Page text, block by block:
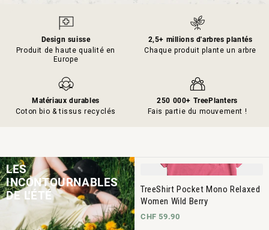
Design suisse
Produit de haute qualité en
Europe
2,5+ millions d'arbres plantés
Chaque produit plante un arbre
Matériaux durables
Coton bio & tissus recyclés
250 000+ TreePlanters
Fais partie du mouvement !
LES
INCONTOURNABLES
DE L'ÉTÉ
TreeShirt Pocket Mono Relaxed
Women Wild Berry
CHF 59.90